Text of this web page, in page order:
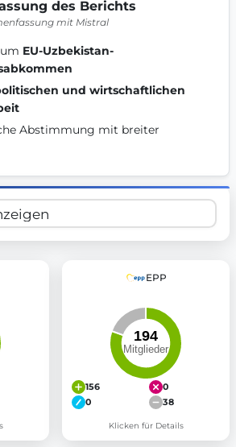
Join us to advance digital democracy
your skills in technology, design,
des Berichts
mit Mistral
EU-Uzbekistan-
und wirtschaftlichen
Abstimmung mit breiter
EPP
156
0
0
38
Klicken für Details